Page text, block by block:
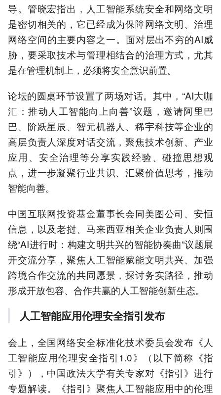
导。管晓宏指出，人工智能系统安全和网络文明
是密切相关的，它已经成为保障网络文明、治理
网络空间的主要内容之一。面对层出不穷的AI威
胁，要采取技术与管理相结合的治理方式，尤其
是在管理机制上，必须将安全意识前置。
论坛的圆桌环节设置了两场对话。其中，“AI大咖
汇：推动人工智能向上向善”议题，邀请阿里巴
巴、阶跃星辰、智元机器人、稀宇科技等企业的
高层负责人深度对话交流，聚焦技术创新、产业
应用、安全治理等分享实践经验、碰撞思想观
点，进一步凝聚行业共识、汇聚价值思考，推动
智能向善。
中国互联网投资基金董事长会同美图公司、安恒
信息，以及老挝、马来西亚相关企业负责人则围
绕“AI进行时：构建文明共兴的智能协奏曲”议题展
开交流分享，聚焦人工智能赋能文明共兴、加强
跨境合作交流的共同愿景，探讨务实路径，推动
形成开放包容、合作共赢的人工智能创新生态。
人工智能应用伦理安全指引发布
会上，全国网络安全标准化技术委员会发布《人
工智能应用伦理安全指引1.0》（以下简称《指
引》），中国政法大学有关专家对《指引》进行
专题解读。《指引》聚焦人工智能应用中的伦理